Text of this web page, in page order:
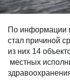
По информации
стал причиной
из них 14
местных